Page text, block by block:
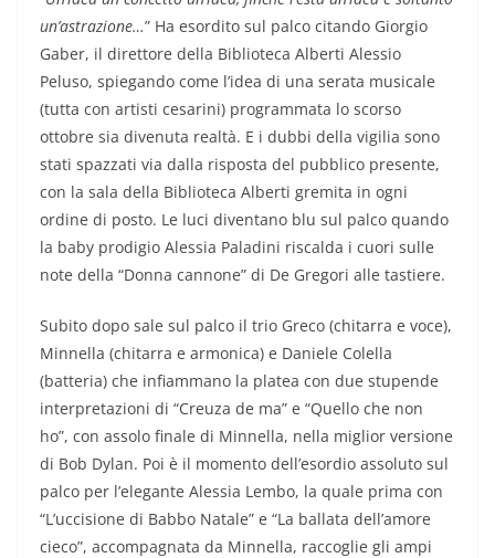
un’astrazione…” Ha esordito sul palco citando Giorgio
Gaber, il direttore della Biblioteca Alberti Alessio
Peluso, spiegando come l’idea di una serata musicale
(tutta con artisti cesarini) programmata lo scorso
ottobre sia divenuta realtà. E i dubbi della vigilia sono
stati spazzati via dalla risposta del pubblico presente,
con la sala della Biblioteca Alberti gremita in ogni
ordine di posto. Le luci diventano blu sul palco quando
la baby prodigio Alessia Paladini riscalda i cuori sulle
note della “Donna cannone” di De Gregori alle tastiere.
Subito dopo sale sul palco il trio Greco (chitarra e voce),
Minnella (chitarra e armonica) e Daniele Colella
(batteria) che infiammano la platea con due stupende
interpretazioni di “Creuza de ma” e “Quello che non
ho”, con assolo finale di Minnella, nella miglior versione
di Bob Dylan. Poi è il momento dell’esordio assoluto sul
palco per l’elegante Alessia Lembo, la quale prima con
“L’uccisione di Babbo Natale” e “La ballata dell’amore
cieco”, accompagnata da Minnella, raccoglie gli ampi